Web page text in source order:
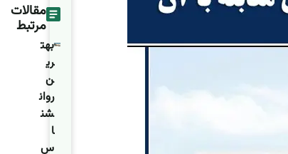
مقالات
مرتبط
بهت
ری
ن
روان
شن
ا
س